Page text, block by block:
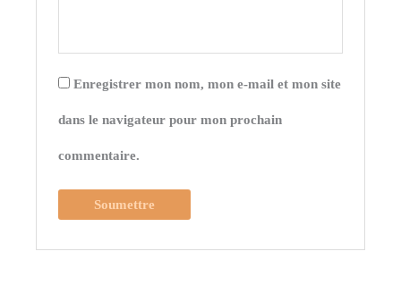
Enregistrer mon nom, mon e-mail et mon site
dans le navigateur pour mon prochain
commentaire.